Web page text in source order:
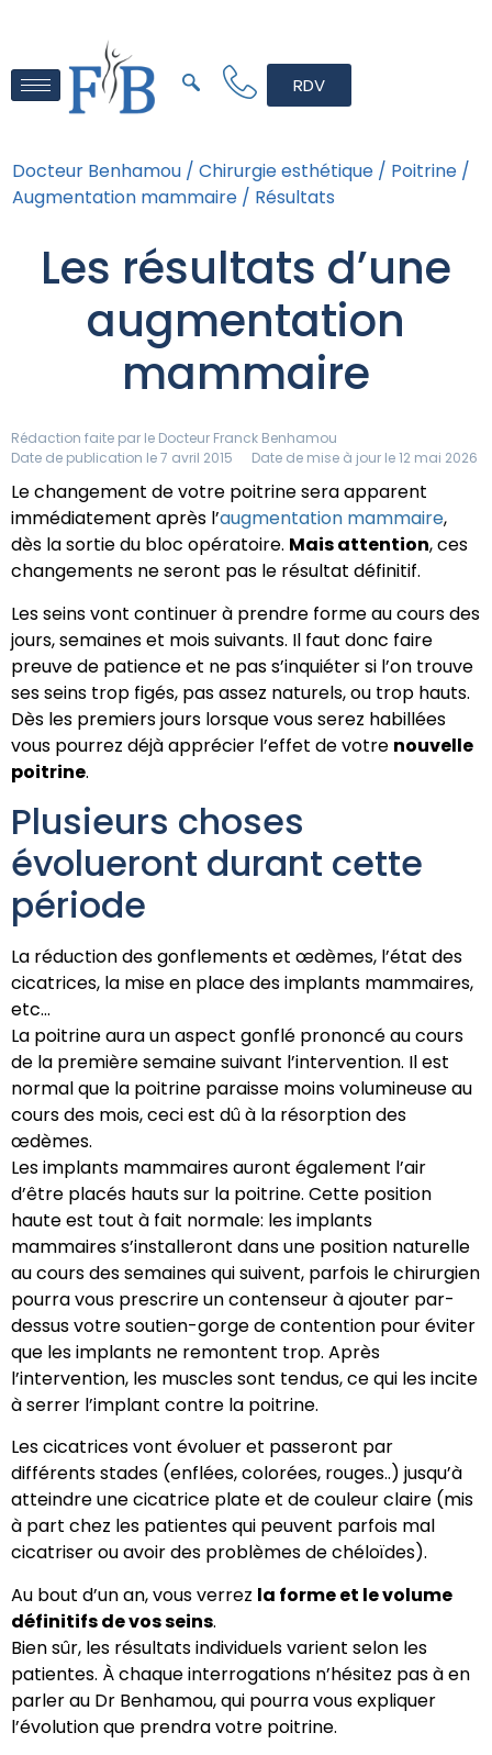
RDV
Docteur Benhamou / Chirurgie esthétique / Poitrine /
Augmentation mammaire / Résultats
Les résultats d’une
augmentation
mammaire
Rédaction faite par le Docteur Franck Benhamou
Date de publication le 7 avril 2015
Date de mise à jour le 12 mai 2026
Le changement de votre poitrine sera apparent
immédiatement après l’augmentation mammaire,
dès la sortie du bloc opératoire. Mais attention, ces
changements ne seront pas le résultat définitif.
Les seins vont continuer à prendre forme au cours des
jours, semaines et mois suivants. Il faut donc faire
preuve de patience et ne pas s’inquiéter si l’on trouve
ses seins trop figés, pas assez naturels, ou trop hauts.
Dès les premiers jours lorsque vous serez habillées
vous pourrez déjà apprécier l’effet de votre nouvelle
poitrine.
Plusieurs choses
évolueront durant cette
période
La réduction des gonflements et œdèmes, l’état des
cicatrices, la mise en place des implants mammaires,
etc…
La poitrine aura un aspect gonflé prononcé au cours
de la première semaine suivant l’intervention. Il est
normal que la poitrine paraisse moins volumineuse au
cours des mois, ceci est dû à la résorption des
œdèmes.
Les implants mammaires auront également l’air
d’être placés hauts sur la poitrine. Cette position
haute est tout à fait normale: les implants
mammaires s’installeront dans une position naturelle
au cours des semaines qui suivent, parfois le chirurgien
pourra vous prescrire un contenseur à ajouter par-
dessus votre soutien-gorge de contention pour éviter
que les implants ne remontent trop. Après
l’intervention, les muscles sont tendus, ce qui les incite
à serrer l’implant contre la poitrine.
Les cicatrices vont évoluer et passeront par
différents stades (enflées, colorées, rouges..) jusqu’à
atteindre une cicatrice plate et de couleur claire (mis
à part chez les patientes qui peuvent parfois mal
cicatriser ou avoir des problèmes de chéloïdes).
Au bout d’un an, vous verrez la forme et le volume
définitifs de vos seins.
Bien sûr, les résultats individuels varient selon les
patientes. À chaque interrogations n’hésitez pas à en
parler au Dr Benhamou, qui pourra vous expliquer
l’évolution que prendra votre poitrine.